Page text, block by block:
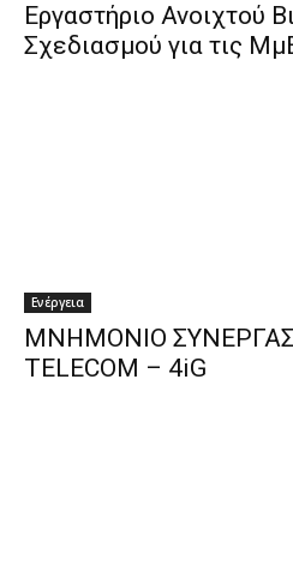
Εργαστήριο Ανοιχτού
Σχεδιασμού για τις
Ενέργεια
ΜΝΗΜΟΝΙΟ
TELECOM – 4iG